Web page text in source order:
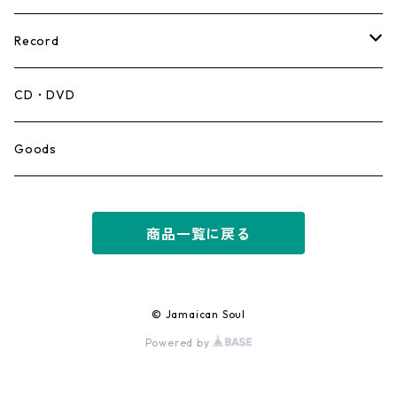
Record
Mento,Calypso,Ballad
Ska
CD・DVD
Goods
商品一覧に戻る
© Jamaican Soul
Powered by